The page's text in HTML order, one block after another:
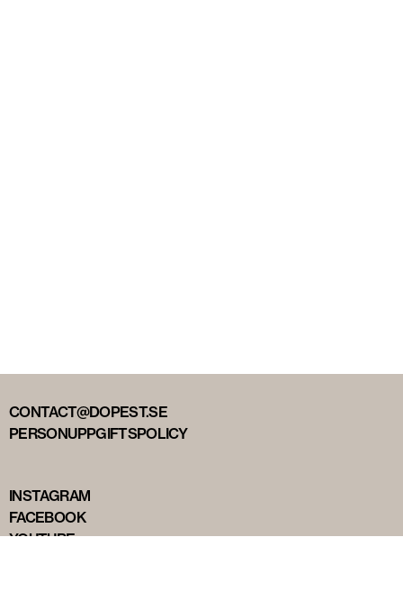
CONTACT@DOPEST.SE
PERSONUPPGIFTSPOLICY
INSTAGRAM
FACEBOOK
YOUTUBE